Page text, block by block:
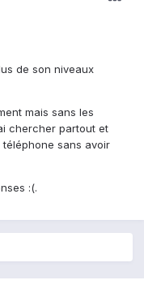
de son niveaux
mais sans les
chercher partout et
sans avoir
:(.